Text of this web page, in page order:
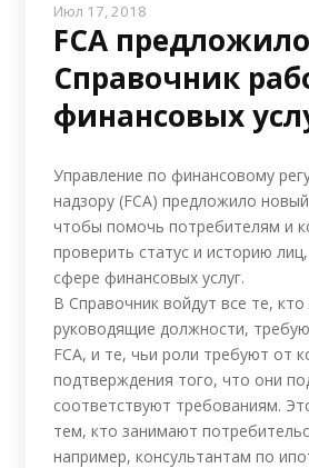
Июл 17, 2018
FCA
Справочник
финансовых
Управление по финансовому
надзору (FCA) предложило
чтобы помочь потребителям и
проверить статус и историю
сфере финансовых услуг.
В Справочник войдут все те,
руководящие должности,
FCA, и те, чьи роли требуют от
подтверждения того, что они
соответствуют требованиям.
тем, кто занимают
например, консультантам по